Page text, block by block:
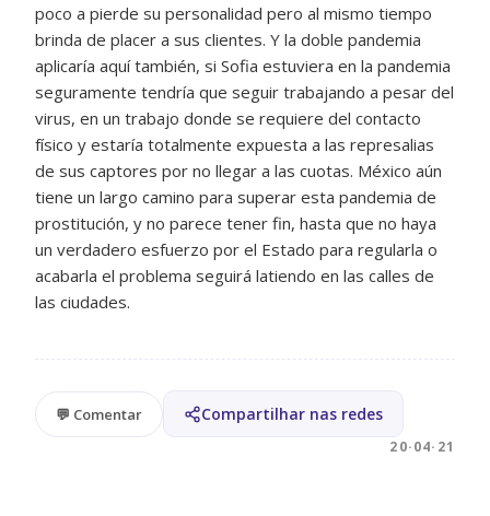
poco a pierde su personalidad pero al mismo tiempo
brinda de placer a sus clientes. Y la doble pandemia
aplicaría aquí también, si Sofia estuviera en la pandemia
seguramente tendría que seguir trabajando a pesar del
virus, en un trabajo donde se requiere del contacto
físico y estaría totalmente expuesta a las represalias
de sus captores por no llegar a las cuotas. México aún
tiene un largo camino para superar esta pandemia de
prostitución, y no parece tener fin, hasta que no haya
un verdadero esfuerzo por el Estado para regularla o
acabarla el problema seguirá latiendo en las calles de
las ciudades.
💬 Comentar Compartilhar nas redes
20·04·21